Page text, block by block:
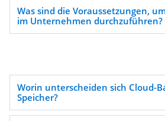
Was sind die Voraussetzungen,
im Unternehmen durchzuführen?
Worin unterscheiden sich Cloud-
Speicher?